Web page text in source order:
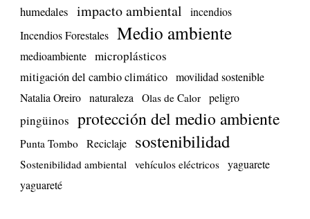
humedales impacto ambiental
incendios
Incendios Forestales Medio ambiente
medioambiente microplásticos
mitigación del cambio climático movilidad sostenible
Natalia Oreiro naturaleza Olas de Calor peligro
pingüinos protección del medio ambiente
Punta Tombo Reciclaje sostenibilidad
Sostenibilidad ambiental vehículos eléctricos
yaguarete
yaguareté